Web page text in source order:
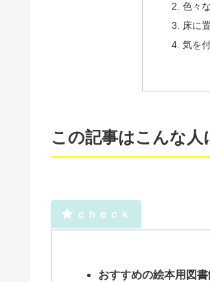
色々
床に
気を
この記事はこんな人
ｃｈｅｃｋ
おすすめの絵本用図